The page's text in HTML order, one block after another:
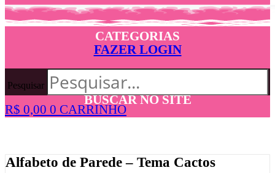
CATEGORIAS
FAZER LOGIN
Pesquisar
BUSCAR NO SITE
R$ 0,00 0 CARRINHO
Alfabeto de Parede – Tema Cactos